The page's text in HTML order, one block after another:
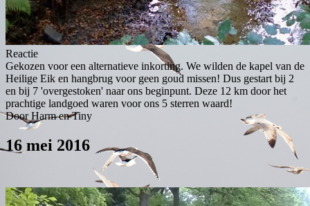
Reactie
Gekozen voor een alternatieve inkorting. We wilden de kapel van de
Heilige Eik en hangbrug voor geen goud missen! Dus gestart bij 2
en bij 7 'overgestoken' naar ons beginpunt. Deze 12 km door het
prachtige landgoed waren voor ons 5 sterren waard!
Door Harm en Tiny
16 mei 2016